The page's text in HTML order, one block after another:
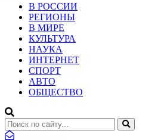
В РОССИИ
РЕГИОНЫ
В МИРЕ
КУЛЬТУРА
НАУКА
ИНТЕРНЕТ
СПОРТ
АВТО
ОБЩЕСТВО